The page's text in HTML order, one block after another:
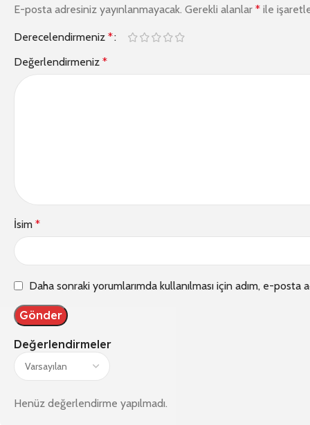
Değerlendirmeler
Henüz değerlendirme yapılmadı.
E-posta adresiniz yayınlanmayacak. Gerekli alanlar * ile
Derecelendirmeniz *
Değerlendirmeniz *
İsim *
Daha sonraki yorumlarımda kullanılması için adım, e-